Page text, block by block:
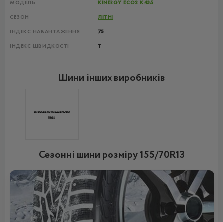
МОДЕЛЬ KINERGY ECO2 K435
СЕЗОН ЛІТНІ
ІНДЕКС НАВАНТАЖЕННЯ 75
ІНДЕКС ШВИДКОСТІ T
Шини інших виробників
Сезонні шини розміру 155/70R13